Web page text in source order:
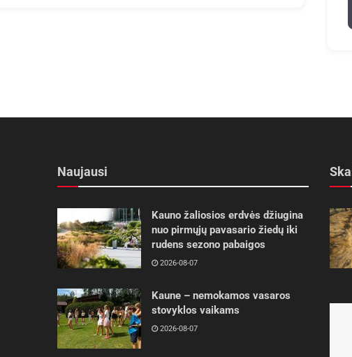
Naujausi
Kauno žaliosios erdvės džiugina
nuo pirmųjų pavasario žiedų iki
rudens sezono pabaigos
2026-08-07
Kaune – nemokamos vasaros
stovyklos vaikams
2026-08-07